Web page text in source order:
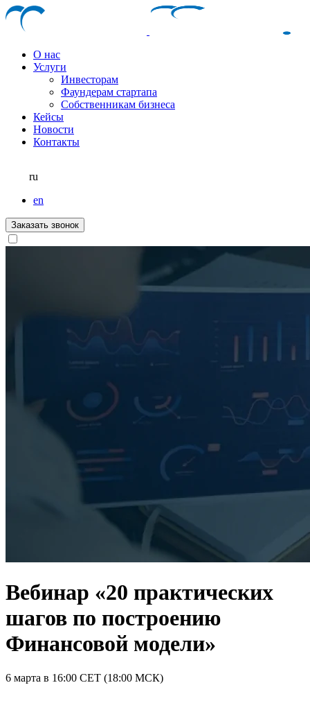
О нас
Услуги
Инвесторам
Фаундерам стартапа
Собственникам бизнеса
Кейсы
Новости
Контакты
ru
en
Заказать звонок
Вебинар «20 практических
шагов по построению
Финансовой модели»
6 марта в 16:00 CET (18:00 МСК)